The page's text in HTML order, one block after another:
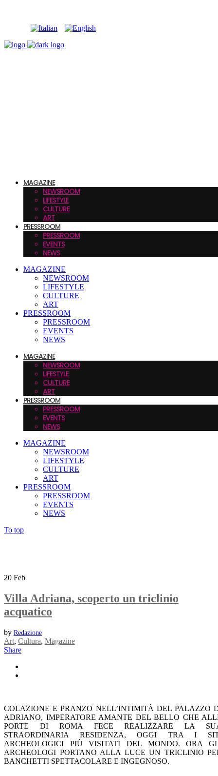
MAGAZINE
NEWSROOM
LIFESTYLE
CULTURE
ART
PRESSROOM
PRESSROOM
EVENTS
NEWS
MAGAZINE
NEWSROOM
LIFESTYLE
CULTURE
ART
PRESSROOM
PRESSROOM
EVENTS
NEWS
MAGAZINE
NEWSROOM
LIFESTYLE
CULTURE
ART
PRESSROOM
PRESSROOM
EVENTS
NEWS
MAGAZINE
NEWSROOM
LIFESTYLE
CULTURE
ART
PRESSROOM
PRESSROOM
EVENTS
NEWS
To top
20 Feb
Villa Adriana, scoperto un triclinio
acquatico
by Redazione
Art, Cultura, Magazine
Share
COLAZIONE E PRANZO NELL’INTIMITÀ DEL PALAZZO
ADRIANO, IMPERATORE AMANTE DEL BELLO CHE
PORTE DI ROMA FECE REALIZZARE LA
STRAORDINARIA RESIDENZA, OGGI TRA I
ARCHEOLOGICI PIÙ VISITATI DEL MONDO. ORA
ARCHEOLOGI PORTANO ALLA LUCE UN TRICLINIO
BANCHETTI SPETTACOLARE E INGEGNOSO.